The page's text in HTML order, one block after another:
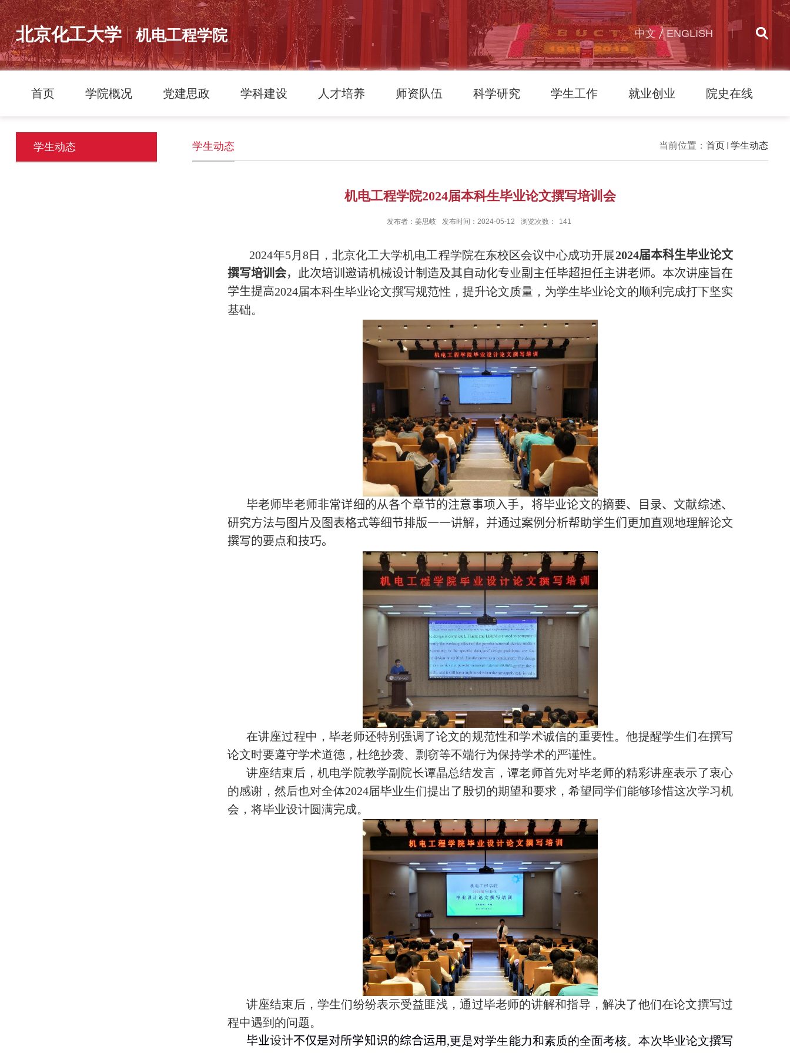
北京化工大学 机电工程学院 中文 ENGLISH
首页 学院概况 党建思政 学科建设 人才培养 师资队伍 科学研究 学生工作 就业创业 院史在线
学生动态 当前位置： 首页 学生动态
学生动态
机电工程学院2024届本科生毕业论文撰写培训会
发布者：姜思岐 发布时间：2024-05-12 浏览次数： 141
2024年5月 8日，北京化工大学机电工程学院在东校区会议中心成功开展2024届本科生毕业论文
撰写培训会，此次培训邀请机械设计制造及其自动化专业副主任毕超担任主讲老师。本次讲座旨在
学生提高2024届本科生毕业论文撰写规范性，提升论文质量，为学生毕业论文的顺利完成打下坚实
基础。
毕老师毕老师非常详细的从各个章节的注意事项入手，将毕业论文的摘要、目录、文献综述、
研究方法与图片及图表格式等细节排版一一讲解，并通过案例分析帮助学生们更加直观地理解论文
撰写的要点和技巧。
在讲座过程中，毕老师还特别强调了论文的规范性和学术诚信的重要性。他提醒学生们在撰写
论文时要遵守学术道德，杜绝抄袭、剽窃等不端行为保持学术的严谨性。
讲座结束后，机电学院教学副院长谭晶总结发言，谭老师首先对毕老师的精彩讲座表示了衷心
的感谢，然后也对全体2024届毕业生们提出了殷切的期望和要求，希望同学们能够珍惜这次学习机
会，将毕业设计圆满完成。
讲座结束后，学生们纷纷表示受益匪浅，通过毕老师的讲解和指导，解决了他们在论文撰写过
程中遇到的问题。
毕业设计不仅是对所学知识的综合运用,更是对学生能力和素质的全面考核。本次毕业论文撰写